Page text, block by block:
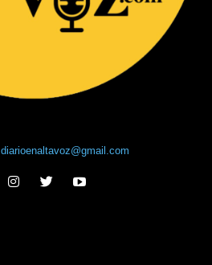
diarioenaltavoz@gmail.com